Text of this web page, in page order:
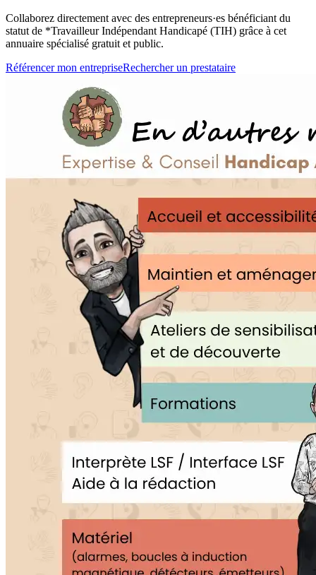
Collaborez directement avec des entrepreneurs·es bénéficiant du
statut de *Travailleur Indépendant Handicapé (TIH) grâce à cet
annuaire spécialisé gratuit et public.
Référencer mon entrepriseRechercher un prestataire